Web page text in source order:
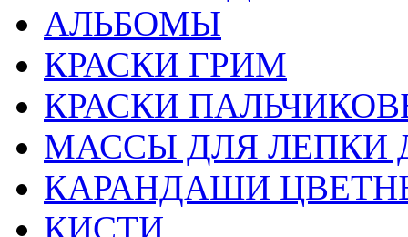
АЛЬБОМЫ
КРАСКИ ГРИМ
КРАСКИ
МАССЫ ДЛЯ ЛЕПКИ
КАРАНДАШИ
КИСТИ